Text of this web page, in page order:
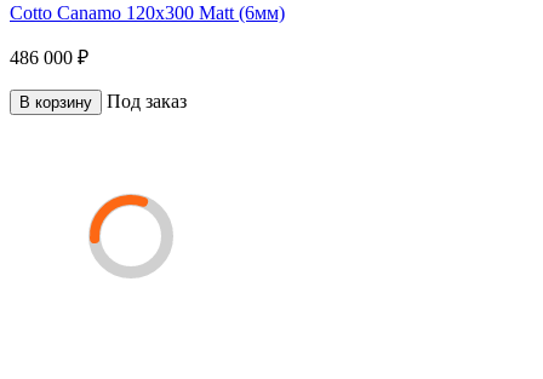
Cotto Canamo 120x300 Matt (6мм)
486 000 ₽
В корзину Под заказ